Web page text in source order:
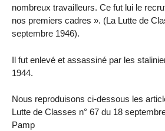
nombreux travailleurs. Ce fut lui le
nos premiers cadres ». (La Lutte de
septembre 1946).
Il fut enlevé et assassiné par les
1944.
Nous reproduisons ci-dessous les
Lutte de Classes n° 67 du 18
Pamp